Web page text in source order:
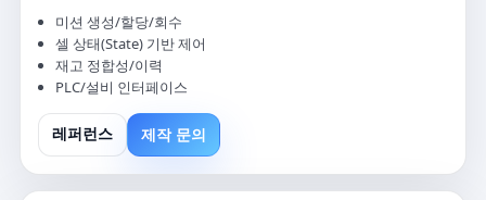
미션 생성/할당/회수
셀 상태(State) 기반 제어
재고 정합성/이력
PLC/설비 인터페이스
레퍼런스 제작 문의